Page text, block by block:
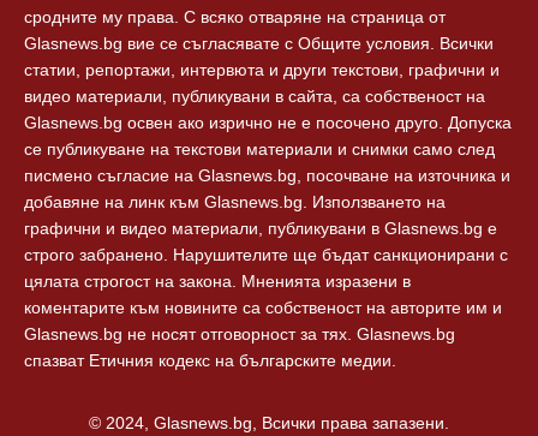
сродните му права. С всяко отваряне на страница от
Glasnews.bg вие се съгласявате с Общите условия. Всички
статии, репортажи, интервюта и други текстови, графични и
видео материали, публикувани в сайта, са собственост на
Glasnews.bg освен ако изрично не е посочено друго. Допуска
се публикуване на текстови материали и снимки само след
писмено съгласие на Glasnews.bg, посочване на източника и
добавяне на линк към Glasnews.bg. Използването на
графични и видео материали, публикувани в Glasnews.bg е
строго забранено. Нарушителите ще бъдат санкционирани с
цялата строгост на закона. Мненията изразени в
коментарите към новините са собственост на авторите им и
Glasnews.bg не носят отговорност за тях. Glasnews.bg
спазват Етичния кодекс на българските медии.
© 2024, Glasnews.bg, Всички права запазени.